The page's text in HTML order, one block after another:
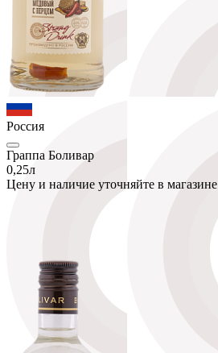
Россия
Граппа Боливар
0,25л
Цену и наличие уточняйте в магазине